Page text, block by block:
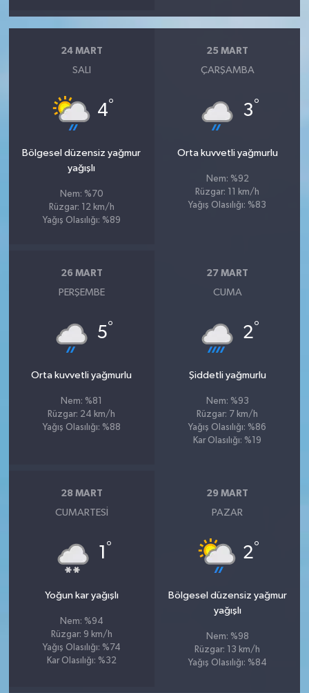
24 MART
SALI
4°
Bölgesel düzensiz yağmur
yağışlı
Nem: %70
Rüzgar: 12 km/h
Yağış Olasılığı: %89
25 MART
ÇARŞAMBA
3°
Orta kuvvetli yağmurlu
Nem: %92
Rüzgar: 11 km/h
Yağış Olasılığı: %83
26 MART
PERŞEMBE
5°
Orta kuvvetli yağmurlu
Nem: %81
Rüzgar: 24 km/h
Yağış Olasılığı: %88
27 MART
CUMA
2°
Şiddetli yağmurlu
Nem: %93
Rüzgar: 7 km/h
Yağış Olasılığı: %86
Kar Olasılığı: %19
28 MART
CUMARTESI
1 °
Yoğun kar yağışlı
Nem: %94
Rüzgar: 9 km/h
Yağış Olasılığı: %74
Kar Olasılığı: %32
29 MART
PAZAR
2°
Bölgesel düzensiz yağmur
yağışlı
Nem: %98
Rüzgar: 13 km/h
Yağış Olasılığı: %84